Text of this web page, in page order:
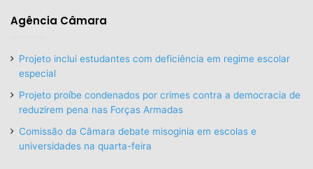
Agência Câmara
Projeto inclui estudantes com deficiência em regime escolar
especial
Projeto proíbe condenados por crimes contra a democracia de
reduzirem pena nas Forças Armadas
Comissão da Câmara debate misoginia em escolas e
universidades na quarta-feira